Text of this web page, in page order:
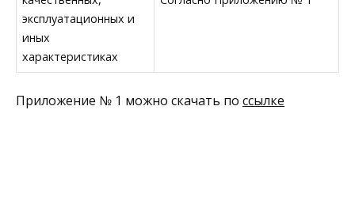
эксплуатационных и
иных
характеристиках
Приложение № 1 можно скачать по ссылке